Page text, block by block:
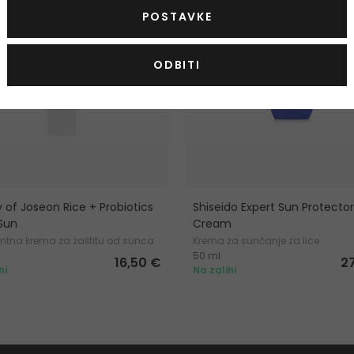
of Joseon Rice + Probiotics
krema za zaštitu od sunca
16,50 €
Shiseido Expert Sun Protector
Cream
Krema za sunčanje za lice
50 ml
Na zalihi
POSTAVKE
ODBITI